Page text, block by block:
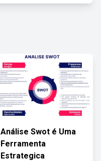
Análise Swot é Uma
Ferramenta
Estrategica